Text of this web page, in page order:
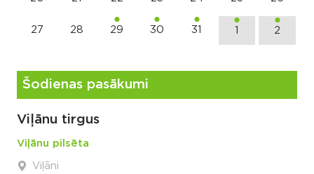
27 28 29 30 31 1 2
Šodienas pasākumi
Viļānu tirgus
Viļānu pilsēta
Viļāni